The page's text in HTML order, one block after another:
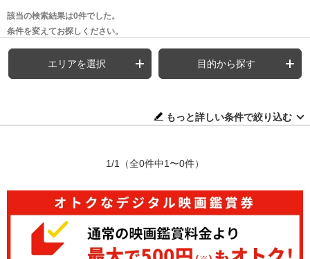
該当の検索結果は0件でした。
条件を変えてお探しください。
エリアを選択 目的から探す
もっと詳しい条件で絞り込む
1/1 （全0件中1〜0件）